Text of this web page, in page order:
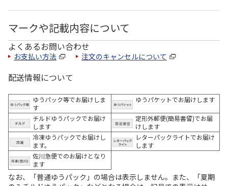
マークや記載内容について
よくあるお問い合わせ
お支払い方法 注文のキャンセルについて
配送情報について
ゆうパック等でお届けしま
す
ゆうパケットでお届けします
チルドゆうパックでお届け
します
定形外郵便(簡易書留)でお届
けします
冷凍ゆうパックでお届けし
ます。
レターパックライトでお届け
します
佐川急便でのお届けとなり
ます
なお、「普通ゆうパック」の場合は表示しません。また、「夏期